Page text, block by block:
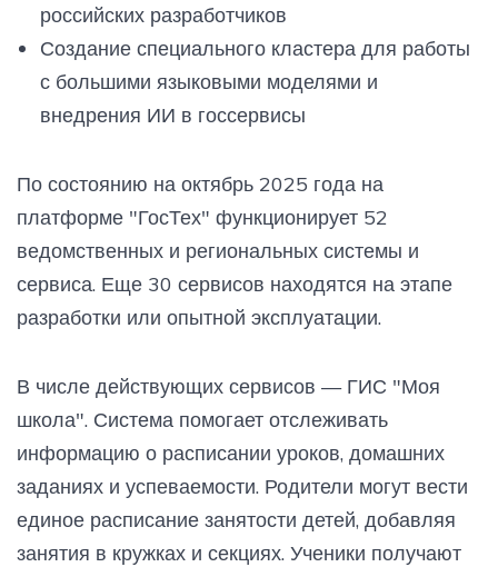
российских разработчиков
Создание специального кластера для работы
с большими языковыми моделями и
внедрения ИИ в госсервисы
По состоянию на октябрь 2025 года на
платформе "ГосТех" функционирует 52
ведомственных и региональных системы и
сервиса. Еще 30 сервисов находятся на этапе
разработки или опытной эксплуатации.
В числе действующих сервисов — ГИС "Моя
школа". Система помогает отслеживать
информацию о расписании уроков, домашних
заданиях и успеваемости. Родители могут вести
единое расписание занятости детей, добавляя
занятия в кружках и секциях. Ученики получают